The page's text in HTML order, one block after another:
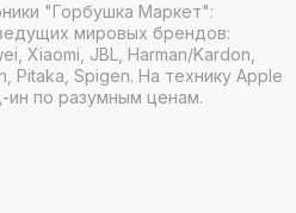
"Горбушка Маркет":
мировых брендов:
Xiaomi, JBL, Harman/Kardon,
Pitaka, Spigen. На технику Apple
ин по разумным ценам.